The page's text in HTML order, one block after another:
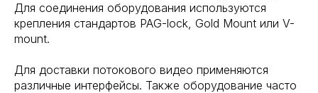
Для соединения оборудования используются
крепления стандартов PAG-lock, Gold Mount или V-
mount.
Для доставки потокового видео применяются
различные интерфейсы. Также оборудование часто